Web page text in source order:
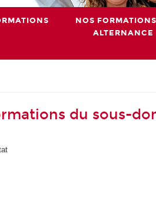
NOS
ALTERNANCE
du sous-